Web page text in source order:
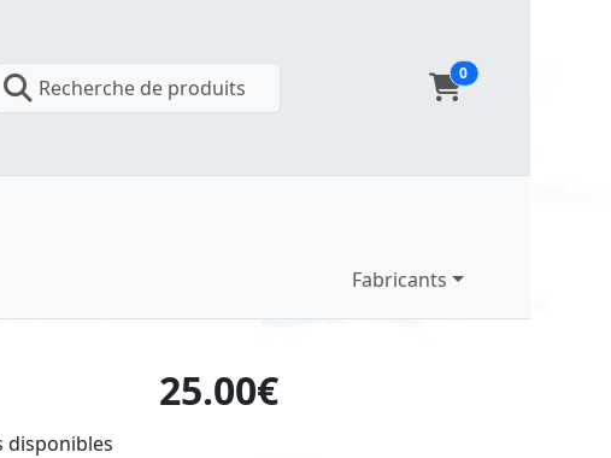
Recherche de produits
0
Fabricants
25.00€
disponibles